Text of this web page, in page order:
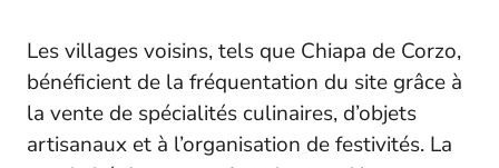
Les villages voisins, tels que Chiapa de Corzo,
bénéficient de la fréquentation du site grâce à
la vente de spécialités culinaires, d’objets
artisanaux et à l’organisation de festivités. La